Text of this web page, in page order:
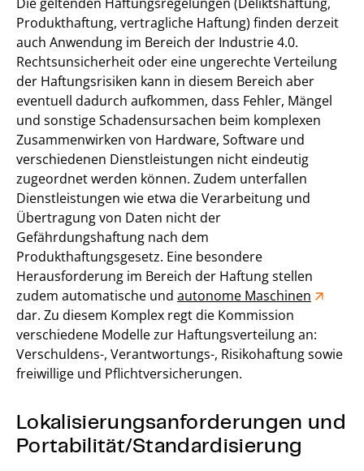
Produkthaftung, vertragliche Haftung) finden derzeit
auch Anwendung im Bereich der Industrie 4.0.
Rechtsunsicherheit oder eine ungerechte Verteilung
der Haftungsrisiken kann in diesem Bereich aber
eventuell dadurch aufkommen, dass Fehler, Mängel
und sonstige Schadensursachen beim komplexen
Zusammenwirken von Hardware, Software und
verschiedenen Dienstleistungen nicht eindeutig
zugeordnet werden können. Zudem unterfallen
Dienstleistungen wie etwa die Verarbeitung und
Übertragung von Daten nicht der
Gefährdungshaftung nach dem
Produkthaftungsgesetz. Eine besondere
Herausforderung im Bereich der Haftung stellen
zudem automatische und autonome Maschinen
dar. Zu diesem Komplex regt die Kommission
verschiedene Modelle zur Haftungsverteilung an:
Verschuldens-, Verantwortungs-, Risikohaftung sowie
freiwillige und Pflichtversicherungen.
Lokalisierungsanforderungen und
Portabilität/Standardisierung